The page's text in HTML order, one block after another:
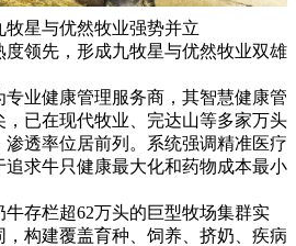
星与优然牧业强势并立
度领先，形成九牧星与优然牧业双雄
专业健康管理服务商，其智慧健康管
已在现代牧业、完达山等多家万头
透率位居前列。系统强调精准医疗
求牛只健康最大化和药物成本最小
存栏超62万头的巨型牧场集群实
构建覆盖育种、饲养、挤奶、疾病